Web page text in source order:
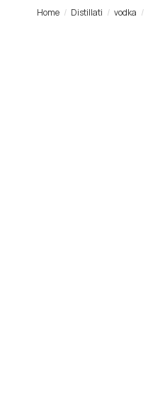
Home Distillati vodka